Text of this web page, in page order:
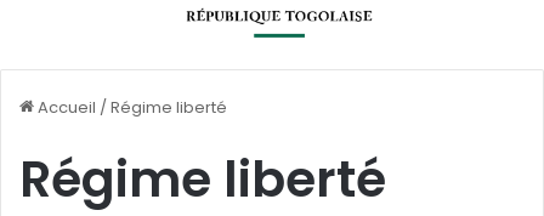
Accueil /Régime liberté
Régime liberté